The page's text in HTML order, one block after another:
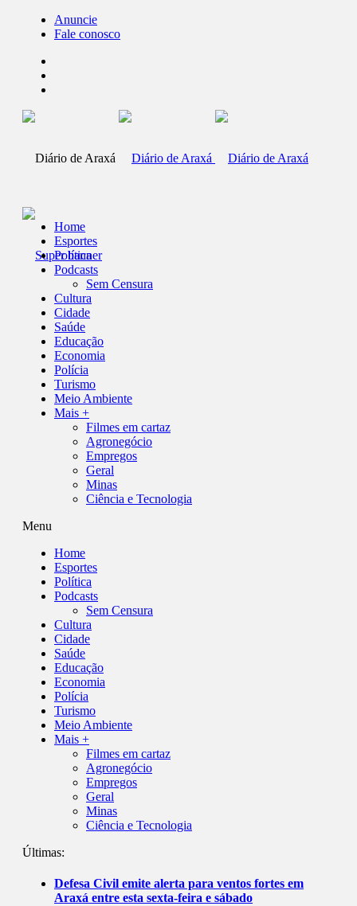
Anuncie
Fale conosco
Home
Esportes
Política
Podcasts
Sem Censura
Cultura
Cidade
Saúde
Educação
Economia
Polícia
Turismo
Meio Ambiente
Mais +
Filmes em cartaz
Agronegócio
Empregos
Geral
Minas
Ciência e Tecnologia
Menu
Home
Esportes
Política
Podcasts
Sem Censura
Cultura
Cidade
Saúde
Educação
Economia
Polícia
Turismo
Meio Ambiente
Mais +
Filmes em cartaz
Agronegócio
Empregos
Geral
Minas
Ciência e Tecnologia
Últimas:
Defesa Civil emite alerta para ventos fortes em
Araxá entre esta sexta-feira e sábado